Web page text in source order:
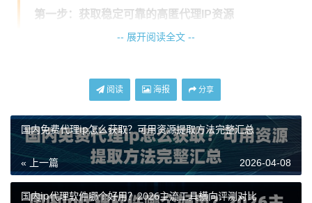
第一步：获取稳定可靠的高匿代理IP资源
业级服务的供应商。天启代理的IP资源由运营商正规授权，
和低延迟。获取IP的方式通常是通过API接口提取，天启代理
的API请求时间小于1秒，能让你快速拿到可用的IP地址。
第二步：选择并配置你的使用工具
-- 展开阅读全文 --
阅读 海报 分享
国内免费代理ip怎么获取？可用资源提取方法完整汇总
« 上一篇 2026-04-08
国内ip代理软件哪个好用？2026主流工具横向评测对比